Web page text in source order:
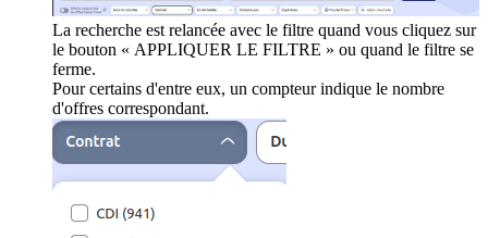
La recherche est relancée avec le filtre quand vous cliquez sur
le bouton « APPLIQUER LE FILTRE » ou quand le filtre se
ferme.
Pour certains d'entre eux, un compteur indique le nombre
d'offres correspondant.